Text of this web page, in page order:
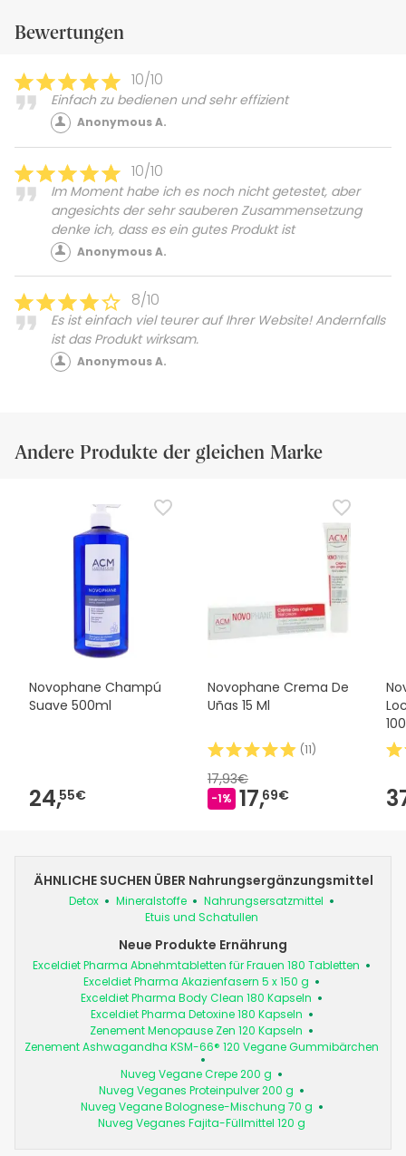
Bewertungen
10/10
Einfach zu bedienen und sehr effizient
Anonymous A.
10/10
Im Moment habe ich es noch nicht getestet, aber
angesichts der sehr sauberen Zusammensetzung
denke ich, dass es ein gutes Produkt ist
Anonymous A.
8/10
Es ist einfach viel teurer auf Ihrer Website! Andernfalls
ist das Produkt wirksam.
Anonymous A.
Andere Produkte der gleichen Marke
Novophane Champú
Suave 500ml
24,55€
Novophane Crema De
Uñas 15 Ml
(11)
17,93€
-1% 17,69€
ÄHNLICHE SUCHEN ÜBER Nahrungsergänzungsmittel
Detox Mineralstoffe
Nahrungsersatzmittel
Etuis und Schatullen
Neue Produkte Ernährung
Exceldiet Pharma Abnehmtabletten für Frauen 180 Tabletten
Exceldiet Pharma Akazienfasern 5 x 150 g
Exceldiet Pharma Body Clean 180 Kapseln
Exceldiet Pharma Detoxine 180 Kapseln
Zenement Menopause Zen 120 Kapseln
Zenement Ashwagandha KSM-66® 120 Vegane Gummibärchen
Nuveg Vegane Crepe 200 g
Nuveg Veganes Proteinpulver 200 g
Nuveg Vegane Bolognese-Mischung 70 g
Nuveg Veganes Fajita-Füllmittel 120 g